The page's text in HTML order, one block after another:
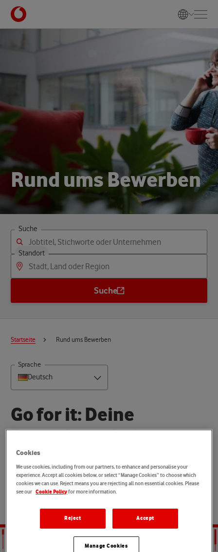
Rund umsBewerben
Suche
Standort
Suche
Startseite Rund ums Bewerben
Sprache
Deutsch
Goforit: Deine
Bewerbungbei
Vod
Starte jetzt Deine Karriere bei uns – und bewirb Dich. Hier
erfährst Du alles, was Du für Deine Bewerbung wissen musst. Du
Cookies
We use cookies, including from our partners, to enhance and personalise your
experience. Accept all cookies below, or select “Manage Cookies” to choose which
cookies we can use. Reject means you are rejecting all non essential cookies. Please
see our
Cookie Policyfor more information.
Reject Accept
Manage Cookies